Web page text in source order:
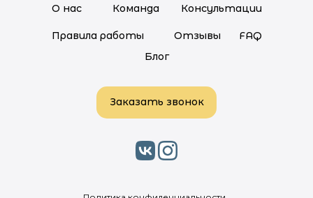
О нас Консультации
Правила работы Отзывы FAQ
Заказать звонок
Блог
Команда